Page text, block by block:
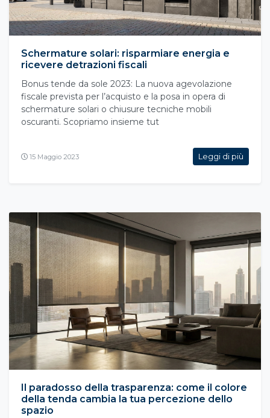
Schermature solari: risparmiare energia e
ricevere detrazioni fiscali
Bonus tende da sole 2023: La nuova agevolazione
fiscale prevista per l’acquisto e la posa in opera di
schermature solari o chiusure tecniche mobili
oscuranti. Scopriamo insieme tut
15 Maggio 2023 Leggi di più
Il paradosso della trasparenza: come il colore
della tenda cambia la tua percezione dello
spazio